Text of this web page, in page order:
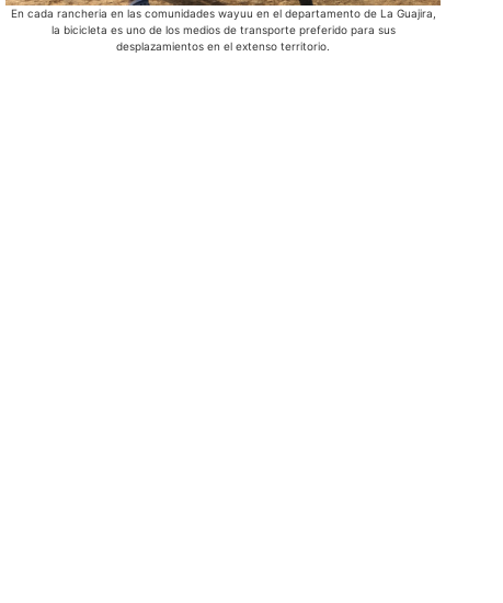
En cada rancheria en las comunidades wayuu en el departamento de La Guajira,
la bicicleta es uno de los medios de transporte preferido para sus
desplazamientos en el extenso territorio.